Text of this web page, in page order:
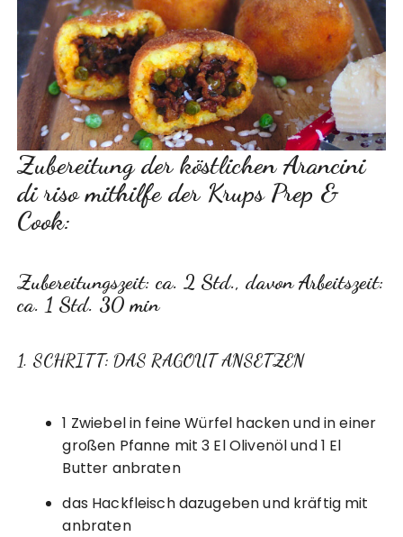
Zubereitung der köstlichen Arancini
di riso mithilfe der Krups Prep &
Cook:
Zubereitungszeit: ca. 2 Std., davon Arbeitszeit:
ca. 1 Std. 30 min
1. SCHRITT: DAS RAGOUT ANSETZEN
1 Zwiebel in feine Würfel hacken und in einer
großen Pfanne mit 3 El Olivenöl und 1 El
Butter anbraten
das Hackfleisch dazugeben und kräftig mit
anbraten